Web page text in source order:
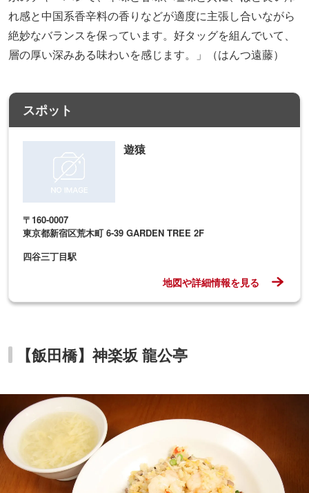
れ感と中国系香辛料の香りなどが適度に主張し合いながら
絶妙なバランスを保っています。好タッグを組んでいて、
層の厚い深みある味わいを感じます。」（はんつ遠藤）
スポット
遊猿
〒160-0007
東京都新宿区荒木町 6-39 GARDEN TREE 2F
四谷三丁目駅
地図や詳細情報を見る
【飯田橋】神楽坂 龍公亭